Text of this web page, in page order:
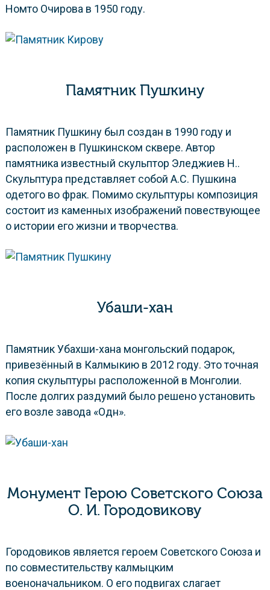
Номто Очирова в 1950 году.
Памятник Пушкину
Памятник Пушкину был создан в 1990 году и
расположен в Пушкинском сквере. Автор
памятника известный скульптор Эледжиев Н..
Скульптура представляет собой А.С. Пушкина
одетого во фрак. Помимо скульптуры композиция
состоит из каменных изображений повествующее
о истории его жизни и творчества.
Убаши-хан
Памятник Убахши-хана монгольский подарок,
привезённый в Калмыкию в 2012 году. Это точная
копия скульптуры расположенной в Монголии.
После долгих раздумий было решено установить
его возле завода «Одн».
Монумент Герою Советского Союза
О. И. Городовикову
Городовиков является героем Советского Союза и
по совместительству калмыцким
военоначальником. О его подвигах слагает